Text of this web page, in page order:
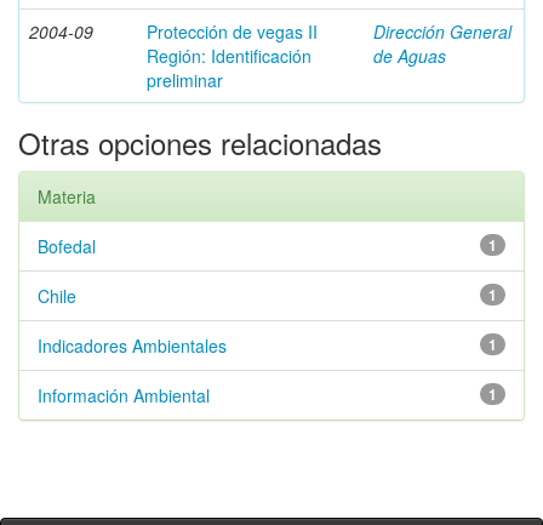
2004-09
Protección de vegas II
Región: Identificación
preliminar
Dirección General
de Aguas
Otras opciones relacionadas
Materia
1
Bofedal
1
Chile
1
Indicadores Ambientales
1
Información Ambiental